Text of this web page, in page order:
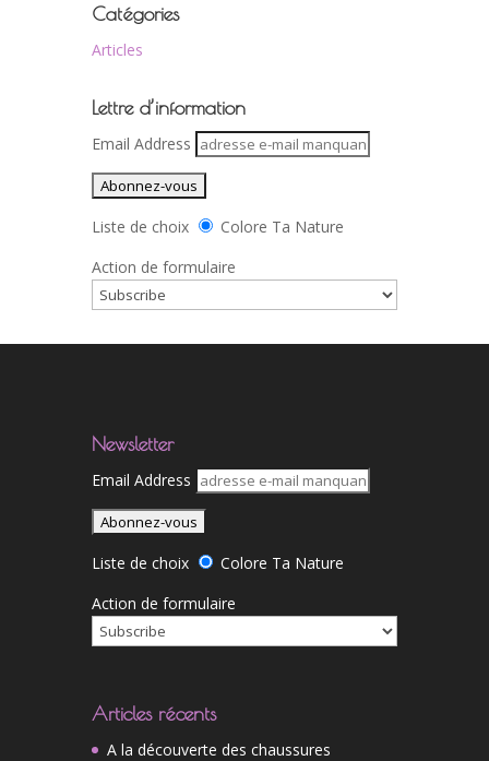
Catégories
Articles
Lettre d’information
Email Address
Liste de choix
Colore Ta Nature
Action de formulaire
Newsletter
Email Address
Liste de choix
Colore Ta Nature
Action de formulaire
Articles récents
A la découverte des chaussures